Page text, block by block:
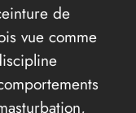
de
vue comme